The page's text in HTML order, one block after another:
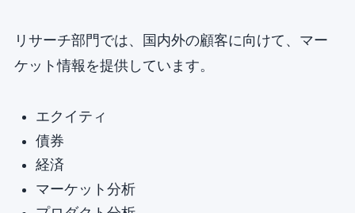
リサーチ部門では、国内外の顧客に向けて、マー
ケット情報を提供しています。
エクイティ
債券
経済
マーケット分析